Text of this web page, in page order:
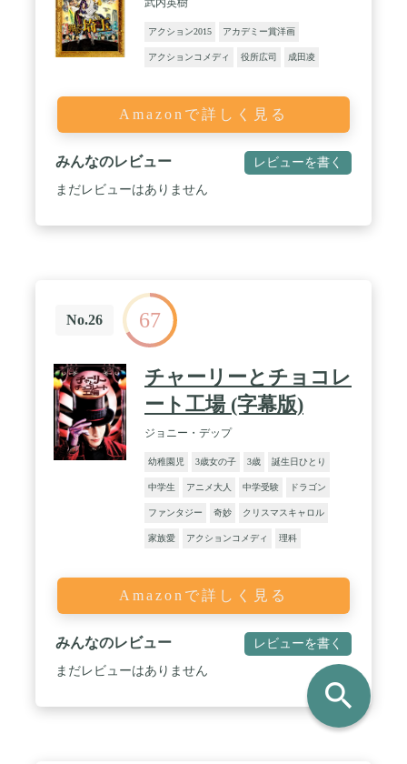
アクション2015 アカデミー賞洋画
アクションコメディ 役所広司 成田凌
Amazonで詳しく見る
みんなのレビュー レビューを書く
まだレビューはありません
No.26 67
チャーリーとチョコレ
ート工場 (字幕版)
ジョニー・デップ
幼稚園児 3歳女の子 3歳 誕生日ひとり
中学生 アニメ大人 中学受験 ドラゴン
ファンタジー 奇妙 クリスマスキャロル
家族愛 アクションコメディ 理科
Amazonで詳しく見る
みんなのレビュー レビューを書く
まだレビューはありません
search